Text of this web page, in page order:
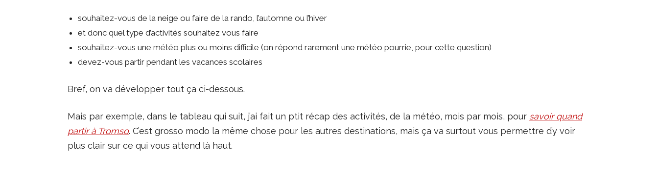
souhaitez-vous de la neige ou faire de la rando, l’automne ou l’hiver
et donc quel type d’activités souhaitez vous faire
souhaitez-vous une météo plus ou moins difficile (on répond rarement une météo pourrie, pour cette question)
devez-vous partir pendant les vacances scolaires
Bref, on va développer tout ça ci-dessous.
Mais par exemple, dans le tableau qui suit, j’ai fait un ptit récap des activités, de la météo, mois par mois, pour savoir quand
partir à Tromso. C’est grosso modo la même chose pour les autres destinations, mais ça va surtout vous permettre d’y voir
plus clair sur ce qui vous attend là haut.